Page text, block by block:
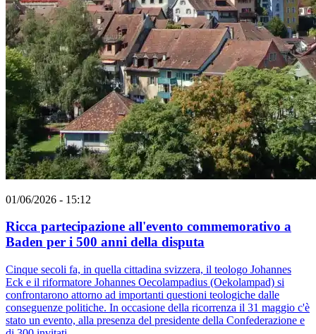
01/06/2026 - 15:12
Ricca partecipazione all'evento commemorativo a
Baden per i 500 anni della disputa
Cinque secoli fa, in quella cittadina svizzera, il teologo Johannes
Eck e il riformatore Johannes Oecolampadius (Oekolampad) si
confrontarono attorno ad importanti questioni teologiche dalle
conseguenze politiche. In occasione della ricorrenza il 31 maggio c'è
stato un evento, alla presenza del presidente della Confederazione e